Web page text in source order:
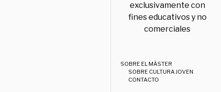
exclusivamente con
fines educativos y no
comerciales
SOBRE EL MÁSTER
SOBRE CULTURA JOVEN
CONTACTO